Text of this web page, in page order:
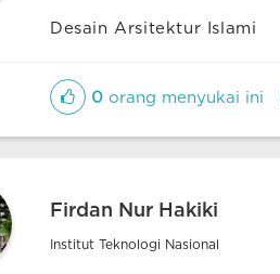
Desain Arsitektur Islami
0 orang menyukai ini
Firdan Nur Hakiki
Institut Teknologi Nasional